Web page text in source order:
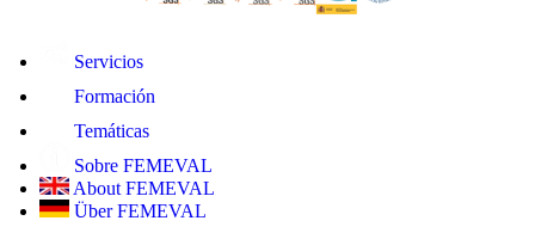
Servicios
Formación
Temáticas
Sobre FEMEVAL
About FEMEVAL
Über FEMEVAL